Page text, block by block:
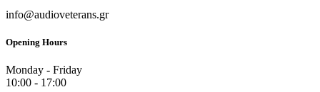
info@audioveterans.gr
Opening Hours
Monday - Friday
10:00 - 17:00